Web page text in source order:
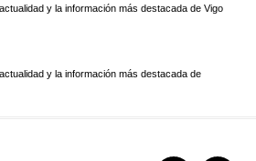
y la información más destacada de Vigo
y la información más destacada de